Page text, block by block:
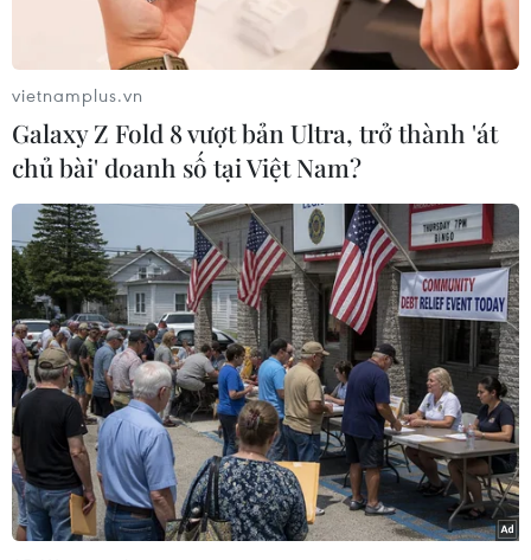
tư, sản xuất kinh doanh trong lĩnh vực nông
nghiệp, phi nông nghiệp và dịch vụ có lợi thế tại
địa phương, từ nay đến hết 31/12/2024, Ngân
hàng Nông nghiêp và Phát triển nông thôn
(Agribank) dành 2.000 tỷ đồng triển khai
chương trình tín dụng ưu đãi đối với khách
hàng cá nhân đầu tư, sản xuất kinh doanh sản
phẩm OCOP (thuộc chương trình quốc gia "Mỗi
xã một sản phẩm").
Đối tượng cho vay là khách hàng cá nhân vay
vốn đầu tư sản xuất kinh doanh sản phẩm OCOP
với các sản phẩm thực phẩm, đồ uống, sản
phẩm từ dược liệu, thủ công mỹ nghệ.
Agribank giảm lãi suất
cho vay hỗ trợ khách hàng
vietnamplus.vn
Galaxy Z Fold 8 vượt bản Ultra, trở thành 'át
chủ bài' doanh số tại Việt Nam?